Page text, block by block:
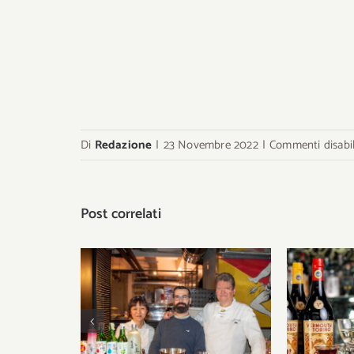
Di Redazione | 23 Novembre 2022 | Commenti
Post correlati